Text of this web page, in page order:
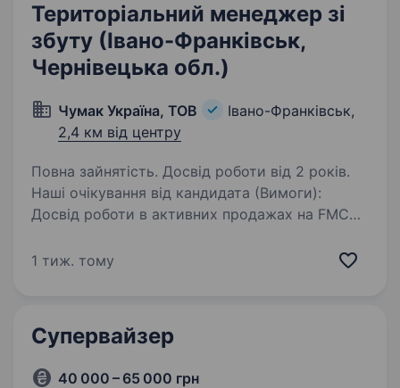
Територіальний менеджер зі
збуту (Івано-Франківськ,
Чернівецька обл.)
Чумак Україна, ТОВ
Івано-Франківськ,
2,4 км від центру
Повна зайнятість. Досвід роботи від 2 років.
Наші очікування від кандидата (Вимоги):
Досвід роботи в активних продажах на FMCG-
досвід управління торговою командою,
1 тиж. тому
Супервайзер
40 000 – 65 000 грн